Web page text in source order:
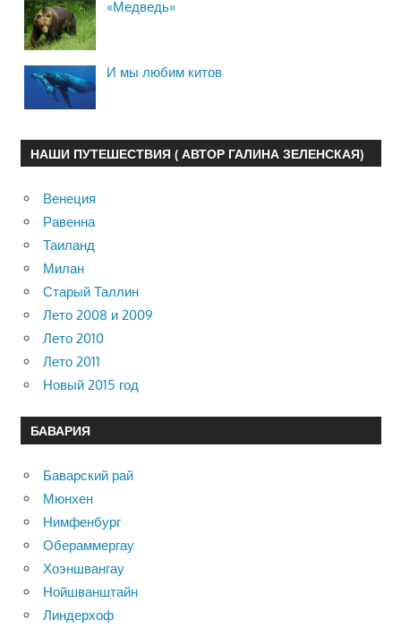
«Медведь»
И мы любим китов
НАШИ ПУТЕШЕСТВИЯ ( АВТОР ГАЛИНА ЗЕЛЕНСКАЯ)
Венеция
Равенна
Таиланд
Милан
Старый Таллин
Лето 2008 и 2009
Лето 2010
Лето 2011
Новый 2015 год
БАВАРИЯ
Баварский рай
Мюнхен
Нимфенбург
Обераммергау
Хоэншвангау
Нойшванштайн
Линдерхоф